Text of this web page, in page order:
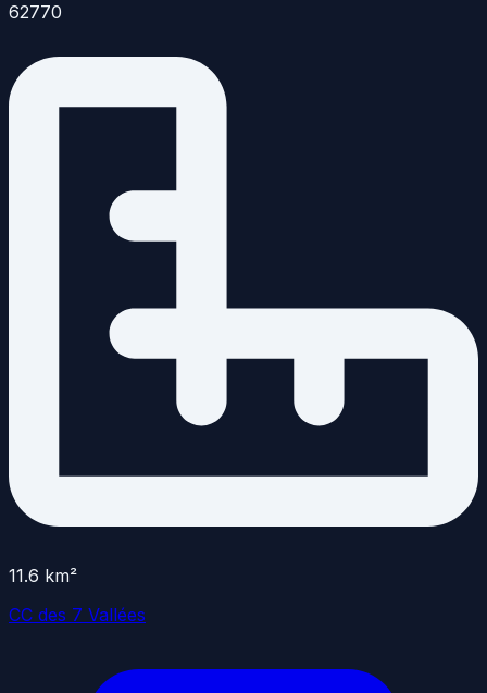
62770
11.6 km²
CC des 7 Vallées